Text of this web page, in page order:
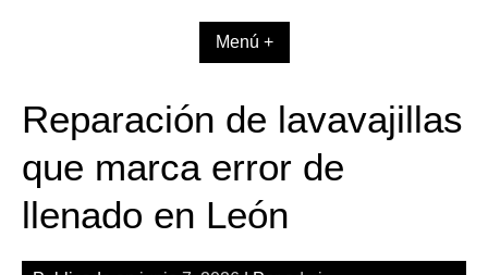
Menú +
Reparación de lavavajillas
que marca error de
llenado en León